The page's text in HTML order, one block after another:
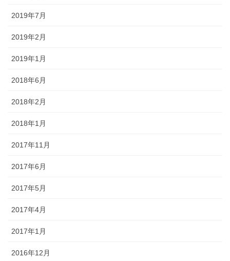
2019年7月
2019年2月
2019年1月
2018年6月
2018年2月
2018年1月
2017年11月
2017年6月
2017年5月
2017年4月
2017年1月
2016年12月